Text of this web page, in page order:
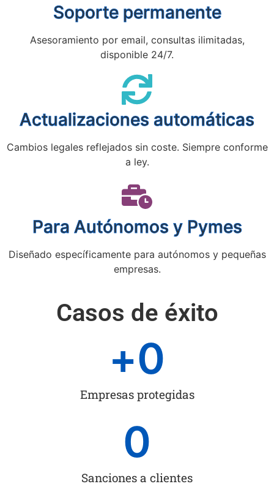
Soporte permanente
Asesoramiento por email, consultas ilimitadas,
disponible 24/7.
Actualizaciones automáticas
Cambios legales reflejados sin coste. Siempre conforme
a ley.
Para Autónomos y Pymes
Diseñado específicamente para autónomos y pequeñas
empresas.
Casos de éxito
Empresas protegidas
+0
Sanciones a clientes
0